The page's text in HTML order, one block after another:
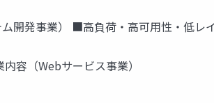
開発事業） ■高負荷・高可用性・低レ
容（Webサービス事業）